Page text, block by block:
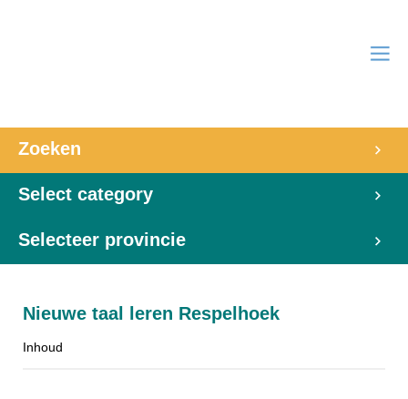
Zoeken
Select category
Selecteer provincie
Nieuwe taal leren Respelhoek
Inhoud